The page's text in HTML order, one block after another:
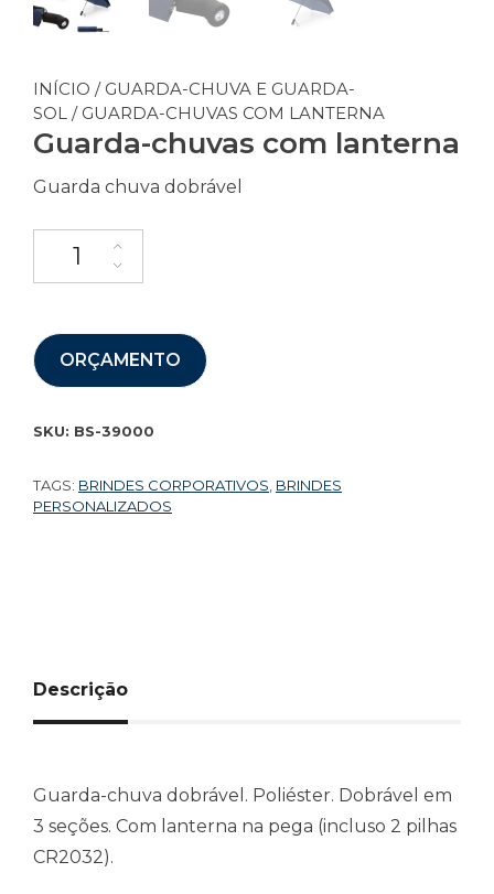
INÍCIO / GUARDA-CHUVA E GUARDA-
SOL / GUARDA-CHUVAS COM LANTERNA
Guarda-chuvas com lanterna
Guarda chuva dobrável
ORÇAMENTO
SKU: BS-39000
TAGS: BRINDES CORPORATIVOS BRINDES
PERSONALIZADOS
Descrição
Guarda-chuva dobrável. Poliéster. Dobrável em
3 seções. Com lanterna na pega (incluso 2 pilhas
CR2032).